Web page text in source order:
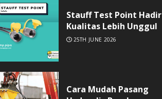
Stauff Test Point Hadir
Kualitas Lebih Unggul
25TH JUNE 2026
Cara Mudah Pasang